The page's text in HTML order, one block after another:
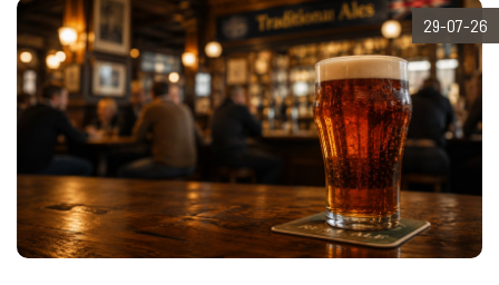
29-07-26